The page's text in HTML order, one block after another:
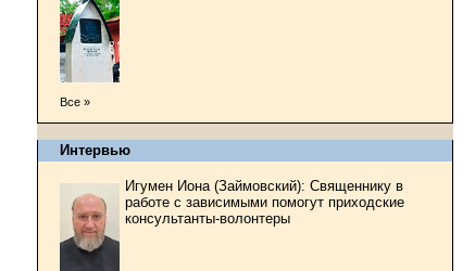
Все »
Интервью
Игумен Иона (Займовский): Священнику в
работе с зависимыми помогут приходские
консультанты-волонтеры